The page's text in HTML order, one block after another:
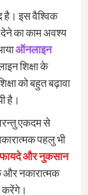
है। इस वैश्विक
देने का काम अवश्य
ऑनलाइन
शिक्षा के
को बहुत बढ़ावा
है।
एकदम से
पहलु भी
फायदे और नुकसान
और नकारात्मक